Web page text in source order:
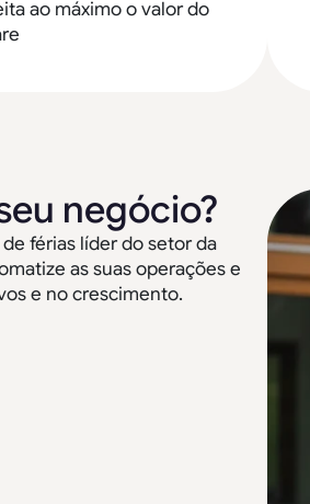
ao máximo o valor do
negócio?
férias líder do setor da
as suas operações e
e no crescimento.